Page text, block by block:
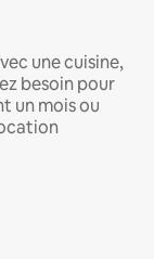
une cuisine,
besoin pour
un mois ou